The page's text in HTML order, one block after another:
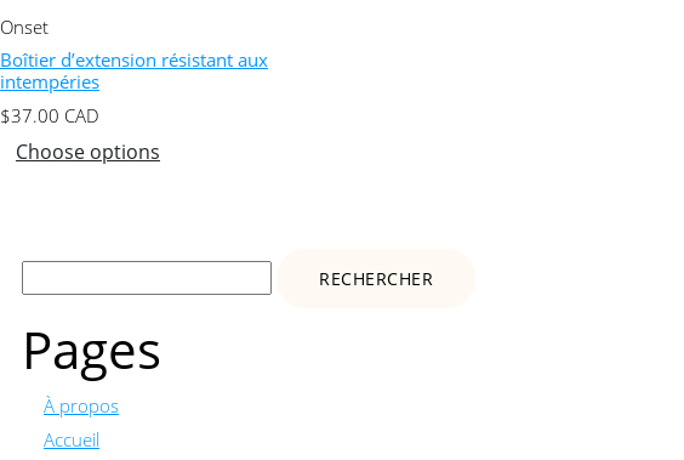
Onset
Boîtier d’extension résistant aux
intempéries
$37.00 CAD
Choose options
Rechercher :
Pages
À propos
Accueil